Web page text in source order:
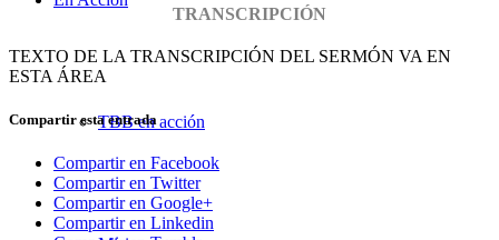
TBB en acción
TRANSCRIPCIÓN
TEXTO DE LA TRANSCRIPCIÓN DEL SERMÓN VA EN
ESTA ÁREA
Compartir esta entrada
Compartir en Facebook
Compartir en Twitter
Compartir en Google+
Compartir en Linkedin